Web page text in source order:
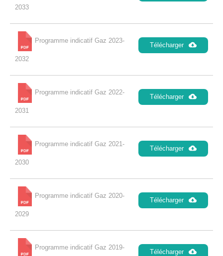
2033
Programme indicatif Gaz 2023-
2032
Télécharger
Programme indicatif Gaz 2022-
2031
Télécharger
Programme indicatif Gaz 2021-
2030
Télécharger
Programme indicatif Gaz 2020-
2029
Télécharger
Programme indicatif Gaz 2019-
Télécharger